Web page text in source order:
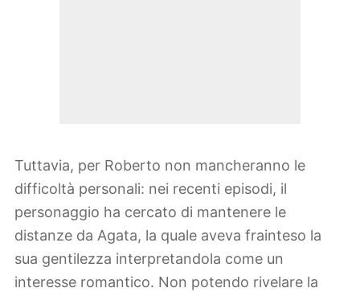
Tuttavia, per Roberto non mancheranno le
difficoltà personali: nei recenti episodi, il
personaggio ha cercato di mantenere le
distanze da Agata, la quale aveva frainteso la
sua gentilezza interpretandola come un
interesse romantico. Non potendo rivelare la